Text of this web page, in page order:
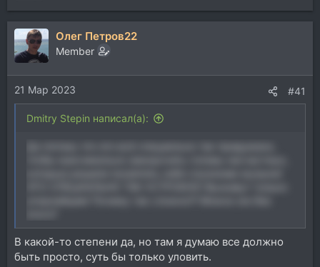
Олег Петров22
Member
21 Мар 2023 #41
Dmitry Stepin написал(а):
В какой-то степени да, но там я думаю все должно
быть просто, суть бы только уловить.